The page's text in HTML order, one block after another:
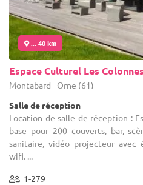
... 40 km
Espace Culturel Les Colonnes
Montabard - Orne (61)
Salle de réception
Location de salle de réception :
base pour 200 couverts, bar,
sanitaire, vidéo projecteur avec
wifi. ...
1-279